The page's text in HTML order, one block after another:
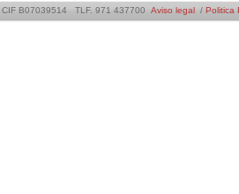
CIF B07039514 TLF. 971 437700 Aviso legal / Politica